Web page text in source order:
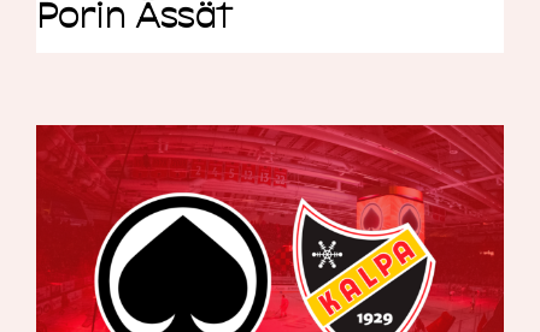
Porin Ässät